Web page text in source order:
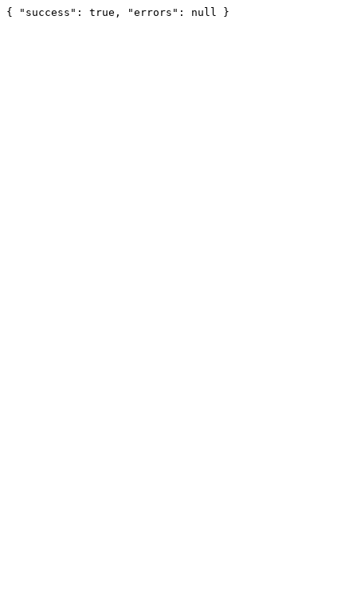
{ "success": true, "errors": null }